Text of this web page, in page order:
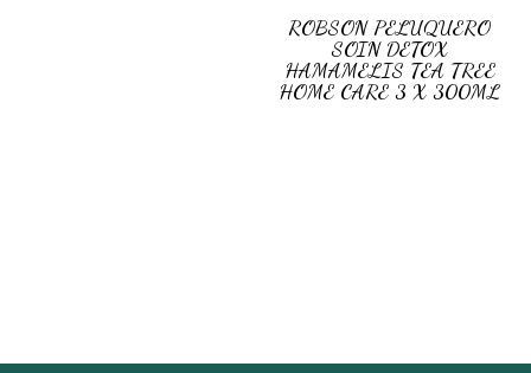
ROBSON PELUQUERO
SOIN DETOX
HAMAMELIS TEA TREE
HOME CARE 3 X 300ML